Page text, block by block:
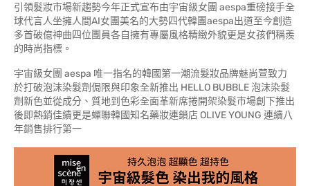
引領髮妝市場新趨勢今年正式宣布由宇宙級女團 aespa重磅接手全
球代言人坐擁人間AI女團美名的大勢四代韓團aespa出道至今創造
多首破億神曲四位團員各自擁有專屬風格精緻外貌更是女孩們稱羨
的時尚指標。
宇宙級女團 aespa 唯一指名的韓國第一潮流髮妝品牌魅尚萱致力
於打破泡沫染髮劑侷限與印象全新推出 HELLO BUBBLE 泡沫染髮
劑新色並從成分、質地到色彩全面革新席捲開架染髮市場創下推出
後即熱銷佳績更是蟬聯韓國知名藥妝連鎖店 OLIVE YOUNG 連續八
年銷售排行第一